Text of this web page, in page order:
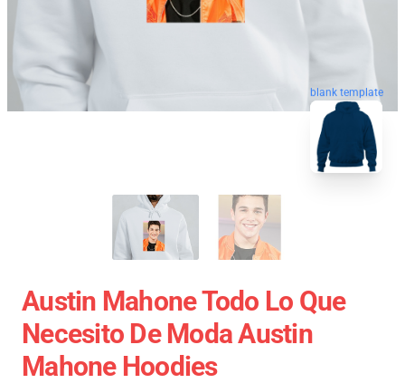
blank template
Austin Mahone Todo Lo Que
Necesito De Moda Austin
Mahone Hoodies